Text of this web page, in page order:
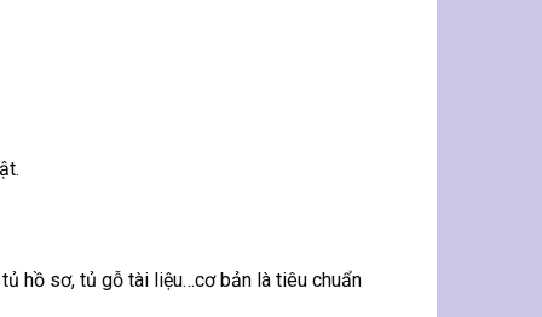
hồ sơ, tủ gỗ tài liệu…cơ bản là tiêu chuẩn